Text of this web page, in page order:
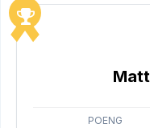
POENG